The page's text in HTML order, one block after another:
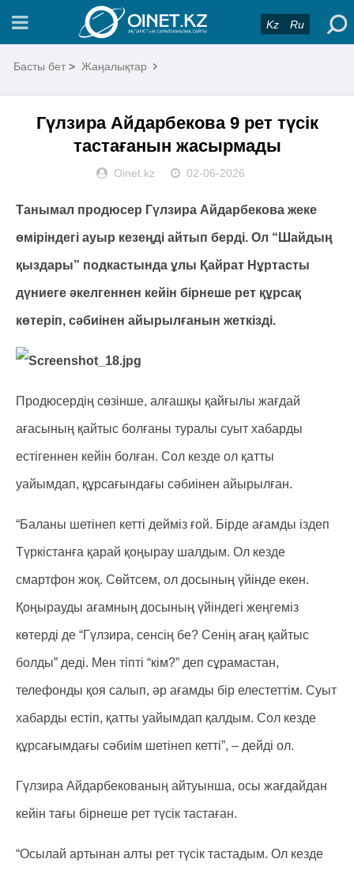
Kz Ru
Басты бет > Жаңалықтар
Гүлзира Айдарбекова 9 рет түсік
тастағанын жасырмады
Oinet.kz 02-06-2026
Танымал продюсер Гүлзира Айдарбекова жеке
өміріндегі ауыр кезеңді айтып берді. Ол “Шайдың
қыздары” подкастында ұлы Қайрат Нұртасты
дүниеге әкелгеннен кейін бірнеше рет құрсақ
көтеріп, сәбиінен айырылғанын жеткізді.
Продюсердің сөзінше, алғашқы қайғылы жағдай
ағасының қайтыс болғаны туралы суыт хабарды
естігеннен кейін болған. Сол кезде ол қатты
уайымдап, құрсағындағы сәбиінен айырылған.
“Баланы шетінеп кетті дейміз ғой. Бірде ағамды іздеп
Түркістанға қарай қоңырау шалдым. Ол кезде
смартфон жоқ. Сөйтсем, ол досының үйінде екен.
Қоңырауды ағамның досының үйіндегі жеңгеміз
көтерді де “Гүлзира, сенсің бе? Сенің ағаң қайтыс
болды” деді. Мен тіпті “кім?” деп сұрамастан,
телефонды қоя салып, әр ағамды бір елестеттім. Суыт
хабарды естіп, қатты уайымдап қалдым. Сол кезде
құрсағымдағы сәбиім шетінеп кетті”, – дейді ол.
Гүлзира Айдарбекованың айтуынша, осы жағдайдан
кейін тағы бірнеше рет түсік тастаған.
“Осылай артынан алты рет түсік тастадым. Ол кезде